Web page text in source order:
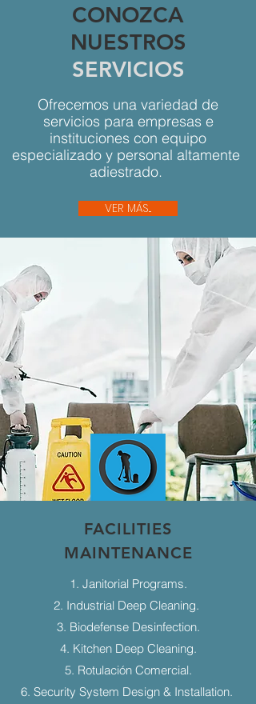
CONOZCA
NUESTROS
SERVICIOS
Ofrecemos una variedad de
servicios para empresas e
instituciones con equipo
especializado y personal altamente
adiestrado.
VER MÁS...
FACILITIES
MAINTENANCE
1. Janitorial Programs.
2. Industrial Deep Cleaning.
3. Biodefense Desinfection.
4. Kitchen Deep Cleaning.
5. Rotulación Comercial.
6. Security System Design & Installation.